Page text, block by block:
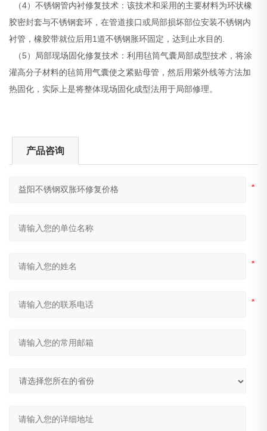
（4）不锈钢管内衬修复技术：该技术和采用的主要材料为环状橡
胶密封套与不锈钢套环，在管道接口或局部损坏部位安装不锈钢内
衬管，橡胶带就位后用1道不锈钢胀环固定，达到止水目的.
（5）局部现场固化修复技术：利用毡筒气囊局部成型技术，将涂
灌高分子材料的毡筒用气囊使之紧贴母管，然后用紫外线等方法加
热固化，实际上是将整体现场固化成型法用于局部修理。
产品咨询